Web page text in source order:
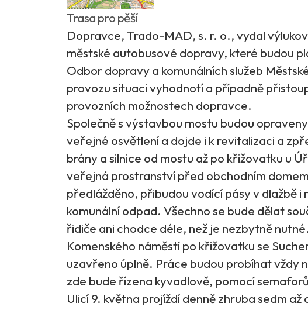
Trasa pro pěší
Dopravce, Trado-MAD, s. r. o., vydal
městské autobusové dopravy, které budou
Odbor dopravy a komunálních služeb
provozu situaci vyhodnotí a případně
provozních možnostech dopravce.
Společně s výstavbou mostu budou
veřejné osvětlení a dojde i k revitalizaci a
brány a silnice od mostu až po křižovatku u
veřejná prostranství před obchodním
předlážděno, přibudou vodící pásy v dlažbě
komunální odpad. Všechno se bude dělat
řidiče ani chodce déle, než je nezbytně nutné.
Komenského náměstí po křižovatku se
uzavřeno úplně. Práce budou probíhat vždy
zde bude řízena kyvadlově, pomocí
Ulicí 9. května projíždí denně zhruba sedm